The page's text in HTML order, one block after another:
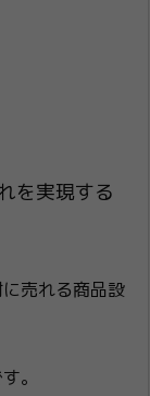
を実現する
売れる商品設
。